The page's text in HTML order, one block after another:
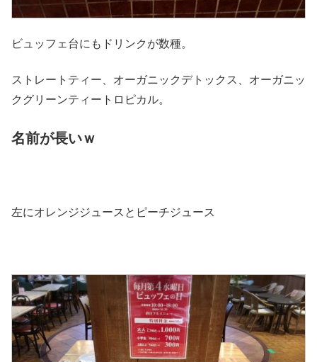
ビュッフェ台にもドリンクが数種。
ストレートティー、オーガニックデトックス、オーガニッ
クグリーンティートロピカル。
名前が長いｗ
左にオレンジジュースとピーチジュース